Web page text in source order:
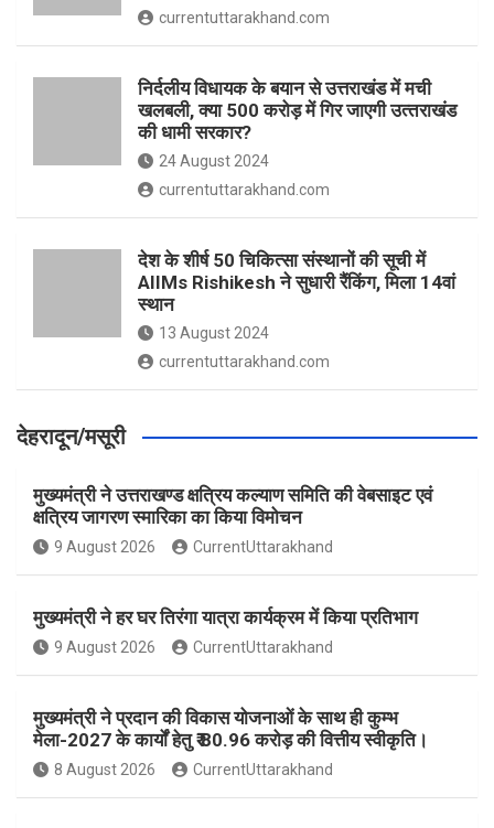
currentuttarakhand.com
निर्दलीय विधायक के बयान से उत्तराखंड में मची
खलबली, क्‍या 500 करोड़ में गिर जाएगी उत्‍तराखंड
की धामी सरकार?
24 August 2024
currentuttarakhand.com
देश के शीर्ष 50 चिकित्सा संस्थानों की सूची में
AIIMs Rishikesh ने सुधारी रैंकिंग, मिला 14वां
स्थान
13 August 2024
currentuttarakhand.com
देहरादून/मसूरी
मुख्यमंत्री ने उत्तराखण्ड क्षत्रिय कल्याण समिति की वेबसाइट एवं
क्षत्रिय जागरण स्मारिका का किया विमोचन
9 August 2026 CurrentUttarakhand
मुख्यमंत्री ने हर घर तिरंगा यात्रा कार्यक्रम में किया प्रतिभाग
9 August 2026 CurrentUttarakhand
मुख्यमंत्री ने प्रदान की विकास योजनाओं के साथ ही कुम्भ
मेला-2027 के कार्यों हेतु ₹ 80.96 करोड़ की वित्तीय स्वीकृति।
8 August 2026 CurrentUttarakhand